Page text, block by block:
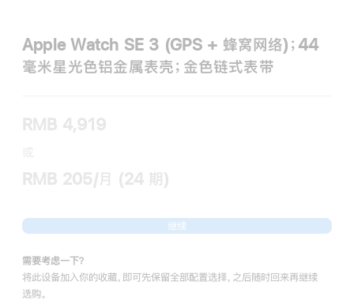
Apple Watch SE 3 (GPS + 蜂窝网络)；44
毫米星光色铝金属表壳；金色链式表带
RMB 4,919
或
RMB 205/月 (24 期)
继续
需要考虑一下？
将此设备加入你的收藏，即可先保留全部配置选择，之后随时回来再继续
选购。